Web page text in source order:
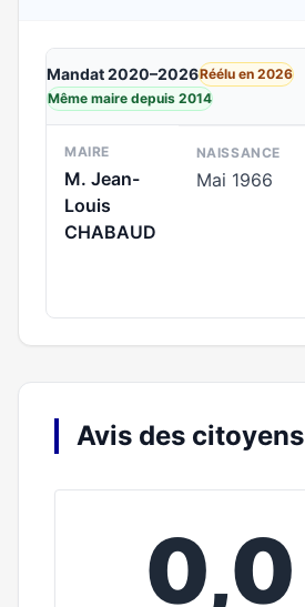
Mandat 2020–2026Réélu en 2026
Même maire depuis 2014
MAIRE
M. Jean-
Louis
CHABAUD
NAISSANCE
Mai 1966
Avis des citoyens
0,0